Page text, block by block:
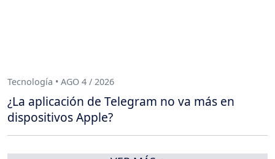
Tecnología • AGO 4 / 2026
¿La aplicación de Telegram no va más en
dispositivos Apple?